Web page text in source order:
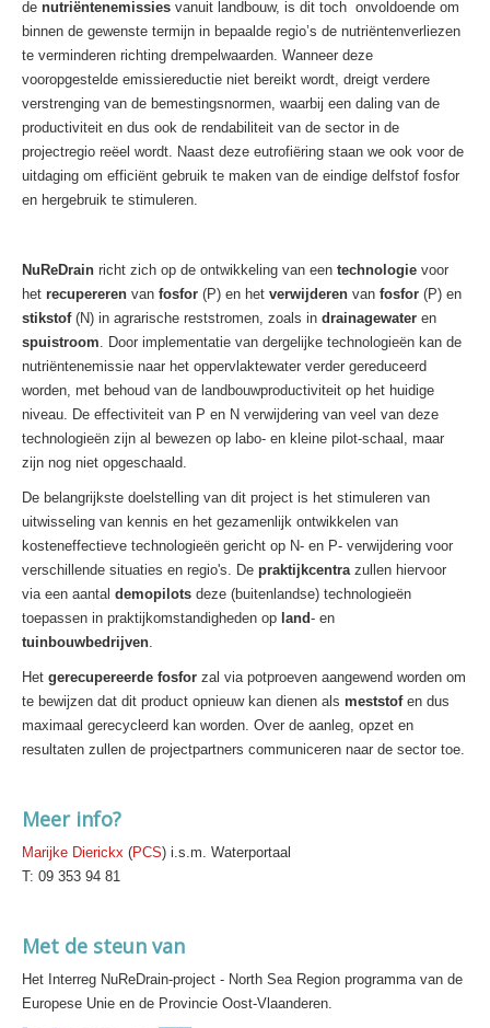
de nutriëntenemissies vanuit landbouw, is dit toch onvoldoende om
binnen de gewenste termijn in bepaalde regio’s de nutriëntenverliezen
te verminderen richting drempelwaarden. Wanneer deze
vooropgestelde emissiereductie niet bereikt wordt, dreigt verdere
verstrenging van de bemestingsnormen, waarbij een daling van de
productiviteit en dus ook de rendabiliteit van de sector in de
projectregio reëel wordt. Naast deze eutrofiëring staan we ook voor de
uitdaging om efficiënt gebruik te maken van de eindige delfstof fosfor
en hergebruik te stimuleren.
NuReDrain richt zich op de ontwikkeling van een technologie voor
het recupereren van fosfor (P) en het verwijderen van fosfor (P) en
stikstof (N) in agrarische reststromen, zoals in drainagewater en
spuistroom. Door implementatie van dergelijke technologieën kan de
nutriëntenemissie naar het oppervlaktewater verder gereduceerd
worden, met behoud van de landbouwproductiviteit op het huidige
niveau. De effectiviteit van P en N verwijdering van veel van deze
technologieën zijn al bewezen op labo- en kleine pilot-schaal, maar
zijn nog niet opgeschaald.
De belangrijkste doelstelling van dit project is het stimuleren van
uitwisseling van kennis en het gezamenlijk ontwikkelen van
kosteneffectieve technologieën gericht op N- en P- verwijdering voor
verschillende situaties en regio's. De praktijkcentra zullen hiervoor
via een aantal demopilots deze (buitenlandse) technologieën
toepassen in praktijkomstandigheden op land- en
tuinbouwbedrijven.
Het gerecupereerde fosfor zal via potproeven aangewend worden om
te bewijzen dat dit product opnieuw kan dienen als meststof en dus
maximaal gerecycleerd kan worden. Over de aanleg, opzet en
resultaten zullen de projectpartners communiceren naar de sector toe.
Meer info?
Marijke Dierickx (PCS) i.s.m. Waterportaal
T: 09 353 94 81
Met de steun van
Het Interreg NuReDrain-project - North Sea Region programma van de
Europese Unie en de Provincie Oost-Vlaanderen.